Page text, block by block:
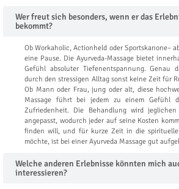
Wer freut sich besonders, wenn er das
bekommt?
Ob Workaholic, Actionheld oder Sportskanone–
eine Pause. Die Ayurveda-Massage bietet
Gefühl absoluter Tiefenentspannung. Genau
durch den stressigen Alltag sonst keine Zeit für
Ob Mann oder Frau, jung oder alt, diese
Massage führt bei jedem zu einem Gefühl
Zufriedenheit. Die Behandlung wird
angepasst, wodurch jeder auf seine Kosten
finden will, und für kurze Zeit in die
möchte, ist bei einer Ayurveda Massage gut
Welche anderen Erlebnisse könnten mich
interessieren?